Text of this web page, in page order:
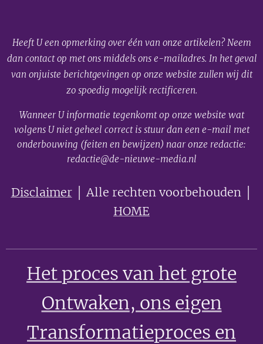
Heeft U een opmerking over één van onze artikelen? Neem
dan contact op met ons middels ons e-mailadres. In het geval
van onjuiste berichtgevingen op onze website zullen wij dit
zo spoedig mogelijk rectificeren.
Wanneer U informatie tegenkomt op onze website wat
volgens U niet geheel correct is stuur dan een e-mail met
onderbouwing (feiten en bewijzen) naar onze redactie:
redactie@de-nieuwe-media.nl
Disclaimer│ Alle rechten voorbehouden │
HOME
Het proces van het grote
Ontwaken, ons eigen
Transformatieproces en